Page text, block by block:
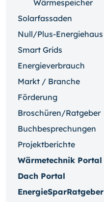
Wärmespeicher
Solarfassaden
Null/Plus-Energiehaus
Smart Grids
Energieverbrauch
Markt / Branche
Förderung
Broschüren/Ratgeber
Buchbesprechungen
Projektberichte
Wärmetechnik Portal
Dach Portal
EnergieSparRatgeber